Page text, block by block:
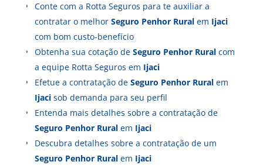
Conte com a Rotta Seguros para te auxiliar a
contratar o melhor Seguro Penhor Ruralem Ijaci
com bom custo-benefício
Obtenha sua cotação de Seguro Penhor Ruralcom
a equipe Rotta Seguros em Ijaci
Efetue a contratação de Seguro Penhor Ruralem
Ijacisob demanda para seu perfil
Entenda mais detalhes sobre a contratação de
Seguro Penhor Ruralem Ijaci
Descubra detalhes sobre a contratação de um
Seguro Penhor Ruralem Ijaci